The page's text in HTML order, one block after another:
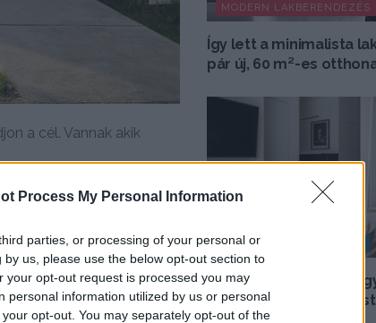
Process My Personal Information
parties, or processing of your personal or
us, please use the below opt-out section to
opt-out request is processed you may
personal information utilized by us or personal
opt-out. You may separately opt-out of the
a cél. Vannak akik
MODERN LAKBERENDEZÉS
Így lett a minimalista
pár új, 60 m²-es
KIS LAKÁS BERENDEZÉSE
Így alakítottak ki 38
háromszobás